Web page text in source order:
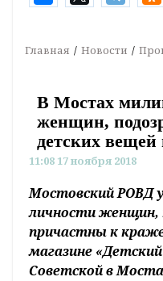
Главная Новости
В Мостах
женщин,
детских вещей
11:08 17 ноября 2018
Мостовский РОВД
личности
причастны к
магазине
Советской в